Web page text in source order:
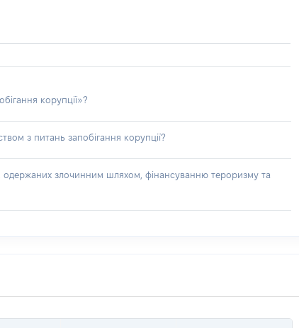
корупції»?
з питань запобігання корупції?
одержаних злочинним шляхом, фінансуванню тероризму та